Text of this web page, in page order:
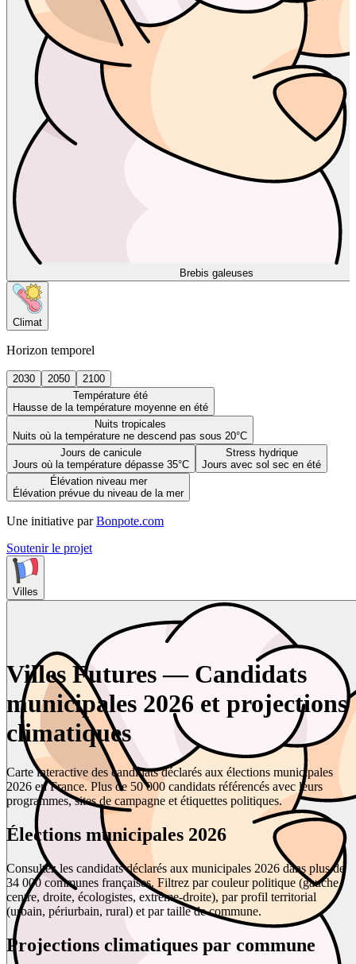
Brebis galeuses
Climat
Horizon temporel
2030 2050
2100
Température été
Hausse de la température moyenne en été
Nuits tropicales
Nuits où la température ne descend pas sous 20°C
Jours de canicule
Jours où la température dépasse 35°C
Stress hydrique
Jours avec sol sec en été
Élévation niveau mer
Élévation prévue du niveau de la mer
Une initiative par Bonpote.com
Soutenir le projet
Villes
Villes Futures — Candidats
municipales 2026 et projections
climatiques
Carte interactive des candidats déclarés aux élections municipales
2026 en France. Plus de 50 000 candidats référencés avec leurs
programmes, sites de campagne et étiquettes politiques.
Élections municipales 2026
Consultez les candidats déclarés aux municipales 2026 dans plus de
34 000 communes françaises. Filtrez par couleur politique (gauche,
centre, droite, écologistes, extrême-droite), par profil territorial
(urbain, périurbain, rural) et par taille de commune.
Projections climatiques par commune